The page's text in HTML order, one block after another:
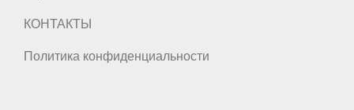
КОНТАКТЫ
Политика конфиденциальности